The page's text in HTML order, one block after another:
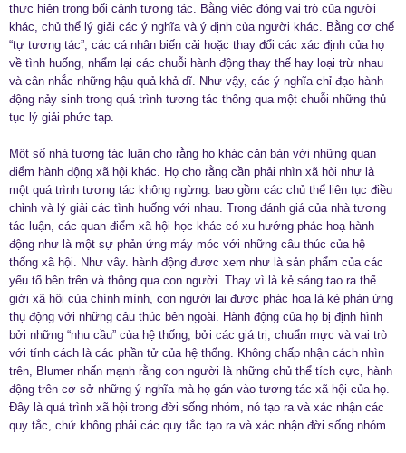
thực hiện trong bối cảnh tương tác. Bằng việc đóng vai trò của người
khác, chủ thể lý giải các ý nghĩa và ý định của người khác. Bằng cơ chế
“tự tương tác”, các cá nhân biến cải hoặc thay đổi các xác định của họ
về tình huống, nhẩm lại các chuỗi hành động thay thế hay loại trừ nhau
và cân nhắc những hậu quả khả dĩ. Như vậy, các ý nghĩa chỉ đạo hành
động nảy sinh trong quá trình tương tác thông qua một chuỗi những thủ
tục lý giải phức tạp.
Một số nhà tương tác luận cho rằng họ khác căn bản với những quan
điểm hành động xã hội khác. Họ cho rằng cần phải nhìn xã hòi như là
một quá trình tương tác không ngừng. bao gồm các chủ thể liên tục điều
chỉnh và lý giải các tình huống với nhau. Trong đánh giá của nhà tương
tác luận, các quan điểm xã hội học khác có xu hướng phác hoạ hành
động như là một sự phản ứng máy móc với những câu thúc của hệ
thống xã hội. Như vây. hành động được xem như là sản phẩm của các
yếu tố bên trên và thông qua con người. Thay vì là kẻ sáng tạo ra thế
giới xã hội của chính mình, con người lại được phác hoạ là kẻ phản ứng
thụ động với những câu thúc bên ngoài. Hành động của họ bị định hình
bởi những “nhu cầu” của hệ thống, bởi các giá trị, chuẩn mực và vai trò
với tính cách là các phần tử của hệ thống. Không chấp nhận cách nhìn
trên, Blumer nhấn mạnh rằng con người là những chủ thể tích cực, hành
động trên cơ sở những ý nghĩa mà họ gán vào tương tác xã hội của họ.
Đây là quá trình xã hội trong đời sống nhóm, nó tạo ra và xác nhận các
quy tắc, chứ không phải các quy tắc tạo ra và xác nhận đời sống nhóm.